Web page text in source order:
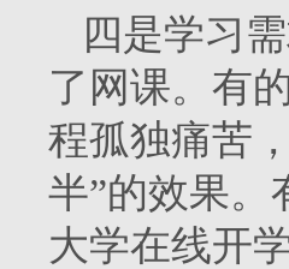
四是学习
了网课。有
程孤独痛苦
半”的效果。
大学在线开